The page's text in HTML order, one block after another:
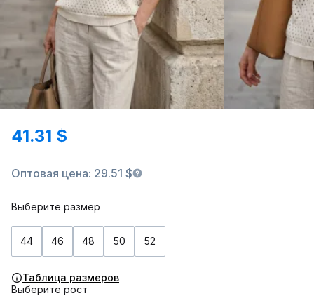
41.31 $
Оптовая цена: 29.51 $
Выберите размер
44 46 48 50 52
Таблица размеров
Выберите рост